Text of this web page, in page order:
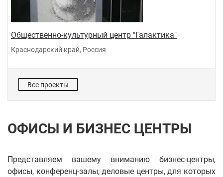
Общественно-культурный центр "Галактика"
Краснодарский край, Россия
Все проекты
ОФИСЫ И БИЗНЕС ЦЕНТРЫ
Представляем вашему вниманию бизнес-центры,
офисы, конференц-залы, деловые центры, для которых